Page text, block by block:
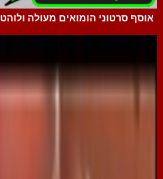
אוסף סרטוני הומואים מעולה ולוהט